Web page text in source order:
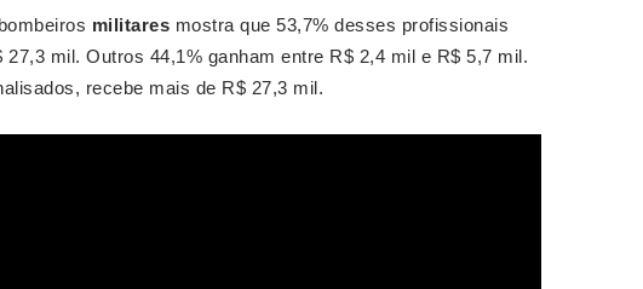
militares mostra que 53,7% desses profissionais
mil. Outros 44,1% ganham entre R$ 2,4 mil e R$ 5,7 mil.
recebe mais de R$ 27,3 mil.